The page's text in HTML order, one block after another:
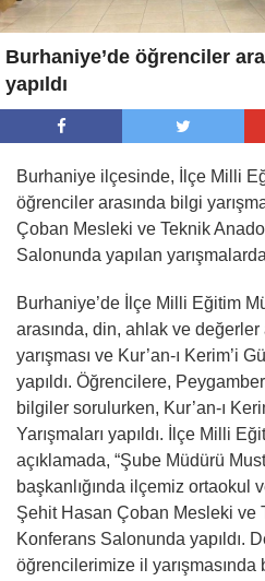
Burhaniye’de öğrenciler
yapıldı
Burhaniye ilçesinde, İlçe Milli
öğrenciler arasında bilgi
Çoban Mesleki ve Teknik
Salonunda yapılan
Burhaniye’de İlçe Milli Eğitim
arasında, din, ahlak ve
yarışması ve Kur’an-ı Kerim’i
yapıldı. Öğrencilere,
bilgiler sorulurken, Kur’an-ı
Yarışmaları yapıldı. İlçe Milli
açıklamada, “Şube Müdürü
başkanlığında ilçemiz ortaokul
Şehit Hasan Çoban Mesleki ve
Konferans Salonunda yapıldı.
öğrencilerimize il yarışmasında